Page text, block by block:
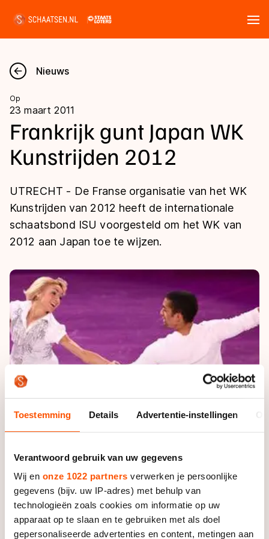
Toestemming Details Advertentie-instellingen
Verantwoord gebruik van uw gegevens
Wij en onze 1022 partners verwerken je persoonlijke
gegevens (bijv. uw IP-adres) met behulp van
technologieën zoals cookies om informatie op uw
apparaat op te slaan en te gebruiken met als doel
gepersonaliseerde advertenties en content, metingen aan
Nieuws
Kalender
Disciplines
Langebaan
Shorttrack
Inlineskaten
Kunstschaatsen
Schoonrijden
Natuurijs
Uitslagen
Langebaan
Shorttrack
Inlineskaten
Kunstschaatsen
Tijden & historie
Persoonlijke records & tijden
Historie & statistiek
De weg op
Inschrijven wedstrijden
Algemene Nederlandse Schaatstijd
Deze zomer de weg op
Waar kan ik schaatsen en skaten?
Schaatsfans
Alles voor jou als schaatsfan
Evenementen
Tickets
Olympische Spelen
Olympische Spelen
Medaille overzicht
Medaillespiegel
Van Jong tot Goud verhalen
Nieuws
Op
23 maart 2011
Frankrijk gunt Japan WK
Kunstrijden 2012
UTRECHT - De Franse organisatie van het WK
Kunstrijden van 2012 heeft de internationale
schaatsbond ISU voorgesteld om het WK van
2012 aan Japan toe te wijzen.